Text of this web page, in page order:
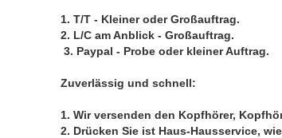
1. T/T - Kleiner oder Großauftrag.
2. L/C am Anblick - Großauftrag.
3. Paypal - Probe oder kleiner Auftrag.
Zuverlässig und schnell:
1. Wir versenden den Kopfhörer,
2. Drücken Sie ist Haus-Hausservice,